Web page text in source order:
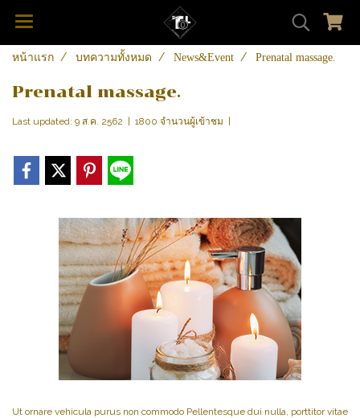
หน้าแรก บทความทั้งหมด News&Event Prenatal massage.
Prenatal massage.
Last updated: 9 ส.ค. 2562 1800 จำนวนผู้เข้าชม
Ut ornare vehicula purus non commodo Pellentesque dui nulla, porttitor vitae